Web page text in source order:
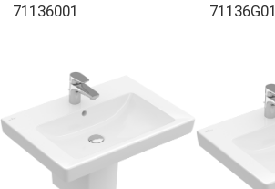
71136001 71136G01